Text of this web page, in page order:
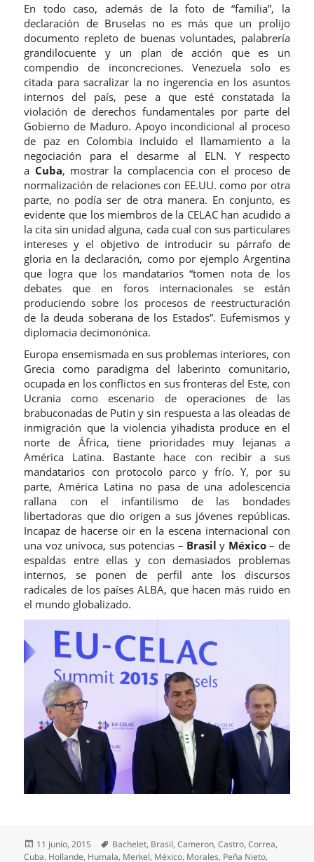
En todo caso, además de la foto de “familia”, la
declaración de Bruselas no es más que un prolijo
documento repleto de buenas voluntades, palabrería
grandilocuente y un plan de acción que es un
compendio de inconcreciones. Venezuela solo es
citada para sacralizar la no ingerencia en los asuntos
internos del país, pese a que esté constatada la
violación de derechos fundamentales por parte del
Gobierno de Maduro. Apoyo incondicional al proceso
de paz en Colombia incluido el llamamiento a la
negociación para el desarme al ELN. Y respecto
a Cuba, mostrar la complacencia con el proceso de
normalización de relaciones con EE.UU. como por otra
parte, no podía ser de otra manera. En conjunto, es
evidente que los miembros de la CELAC han acudido a
la cita sin unidad alguna, cada cual con sus particulares
intereses y el objetivo de introducir su párrafo de
gloria en la declaración, como por ejemplo Argentina
que logra que los mandatarios “tomen nota de los
debates que en foros internacionales se están
produciendo sobre los procesos de reestructuración
de la deuda soberana de los Estados”. Eufemismos y
diplomacia decimonónica.
Europa ensemismada en sus problemas interiores, con
Grecia como paradigma del laberinto comunitario,
ocupada en los conflictos en sus fronteras del Este, con
Ucrania como escenario de operaciones de las
brabuconadas de Putin y sin respuesta a las oleadas de
inmigración que la violencia yihadista produce en el
norte de África, tiene prioridades muy lejanas a
América Latina. Bastante hace con recibir a sus
mandatarios con protocolo parco y frío. Y, por su
parte, América Latina no pasa de una adolescencia
rallana con el infantilismo de las bondades
libertadoras que dio origen a sus jóvenes repúblicas.
Incapaz de hacerse oir en la escena internacional con
una voz unívoca, sus potencias – Brasil y México– de
espaldas entre ellas y con demasiados problemas
internos, se ponen de perfil ante los discursos
radicales de los países ALBA, que hacen más ruido en
el mundo globalizado.
Publicado
el
11 junio, 2015 Etiquetas
Bachelet, Brasil,Cameron,Castro,Correa,
Cuba, Hollande, Humala, Merkel, México, Morales, Peña Nieto,